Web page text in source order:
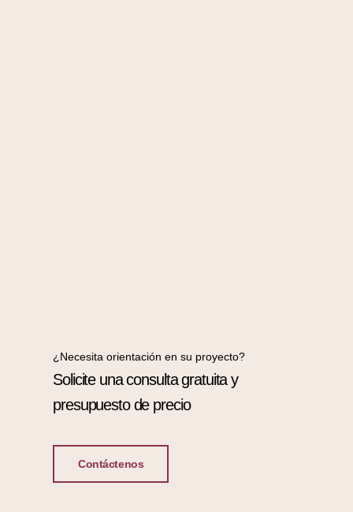
¿Necesita orientación en su proyecto?
Solicite una consulta gratuita y
presupuesto de precio
Contáctenos